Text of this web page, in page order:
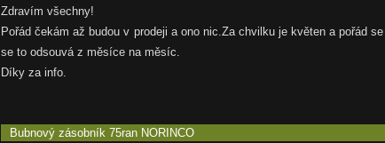
Zdravím všechny!
Pořád čekám až budou v prodeji a ono nic.Za chvilku je květen a pořád
se to odsouvá z měsíce na měsíc.
Díky za info.
Bubnový zásobník 75ran NORINCO